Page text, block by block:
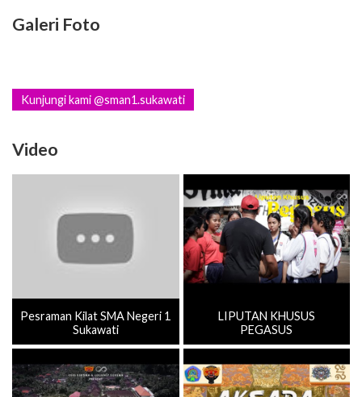
Galeri Foto
Kunjungi kami @sman1.sukawati
Video
Pesraman Kilat SMA Negeri 1
Sukawati
LIPUTAN KHUSUS
PEGASUS